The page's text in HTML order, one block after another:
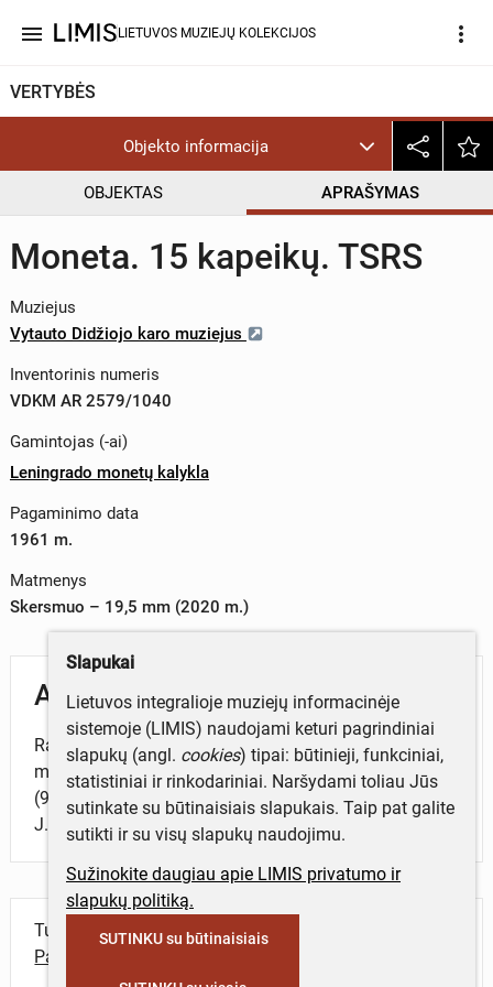
menu LIETUVOS MUZIEJŲ KOLEKCIJOS more_vert
VERTYBĖS
Objekto informacija
OBJEKTAS APRAŠYMAS
Moneta. 15 kapeikų. TSRS
Muziejus
Vytauto Didžiojo karo muziejus
Inventorinis numeris
VDKM AR 2579/1040
Gamintojas (-ai)
Leningrado monetų kalykla
Pagaminimo data
1961 m.
Matmenys
Skersmuo – 19,5 mm (2020 m.)
Aprašymas
Rasta Perkasoje 52, M-Q-11-15 kv., 0,2 m gylyje, 2018
m. Zapyškio Šv. Jono Krikštytojo bažnyčios
(972) Zapyškio mstl., Kauno r. sav., tyrimų metu. Vad.
J. Račas.
Turite daugiau informacijos apie objektą?
Parašykite mums!
Slapukai
Lietuvos integralioje muziejų informacinėje
sistemoje (LIMIS) naudojami keturi pagrindiniai
slapukų (angl. cookies) tipai: būtinieji, funkciniai,
statistiniai ir rinkodariniai. Naršydami toliau Jūs
sutinkate su būtinaisiais slapukais. Taip pat galite
sutikti ir su visų slapukų naudojimu.
Sužinokite daugiau apie LIMIS privatumo ir
slapukų politiką.
SUTINKU su būtinaisiais